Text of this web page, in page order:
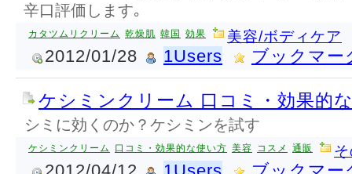
辛口評価します｡
カタツムリクリーム 乾燥肌 韓国 効果 美容/ボディケア
2012/01/28 1Users ブックマー
ケシミンクリーム 口コミ・効果的
シミに効くのか？ケシミンを試す
ケシミンクリーム 口コミ・効果的な使い方 美容 コスメ 通販